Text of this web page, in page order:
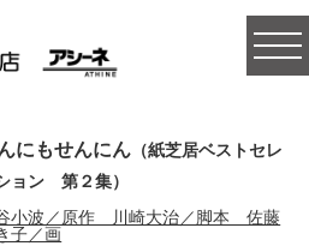
にもせんにん （紙芝居ベストセレ
ョン 第２集）
小波／原作 川崎大治／脚本 佐藤
子／画